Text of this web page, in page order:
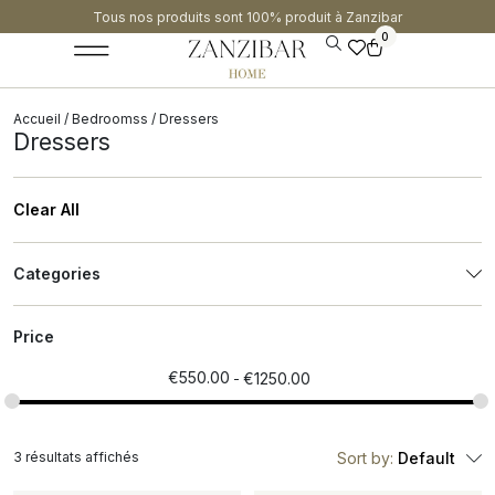
Tous nos produits sont 100% produit à Zanzibar​
0
Accueil / Bedroomss / Dressers
Dressers
Clear All
Categories
Price
€550.00 €1250.00
Sort by: Default
3 résultats affichés